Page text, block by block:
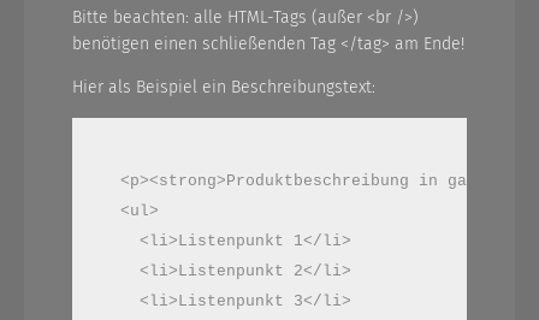
Bitte beachten: alle HTML-Tags (außer <br />)
benötigen einen schließenden Tag </tag> am Ende!
Hier als Beispiel ein Beschreibungstext:
<p><strong>Produktbeschreibung in ganzen
<ul>
<li>Listenpunkt 1</li>
<li>Listenpunkt 2</li>
<li>Listenpunkt 3</li>